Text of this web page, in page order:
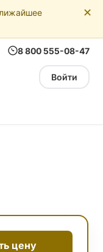
✕
8 800 555-08-47
Войти
цену